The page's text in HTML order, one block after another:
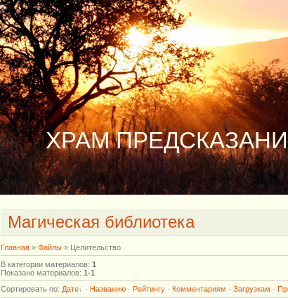
ХРАМ
Магическая библиотека
Главная » Файлы » Целительство
В категории материалов: 1
Показано материалов: 1-1
Сортировать по: Дате · Названию · Рейтингу · Комментариям · Загрузкам ·